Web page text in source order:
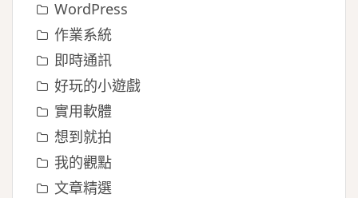
WordPress
作業系統
即時通訊
好玩的小遊戲
實用軟體
想到就拍
我的觀點
文章精選